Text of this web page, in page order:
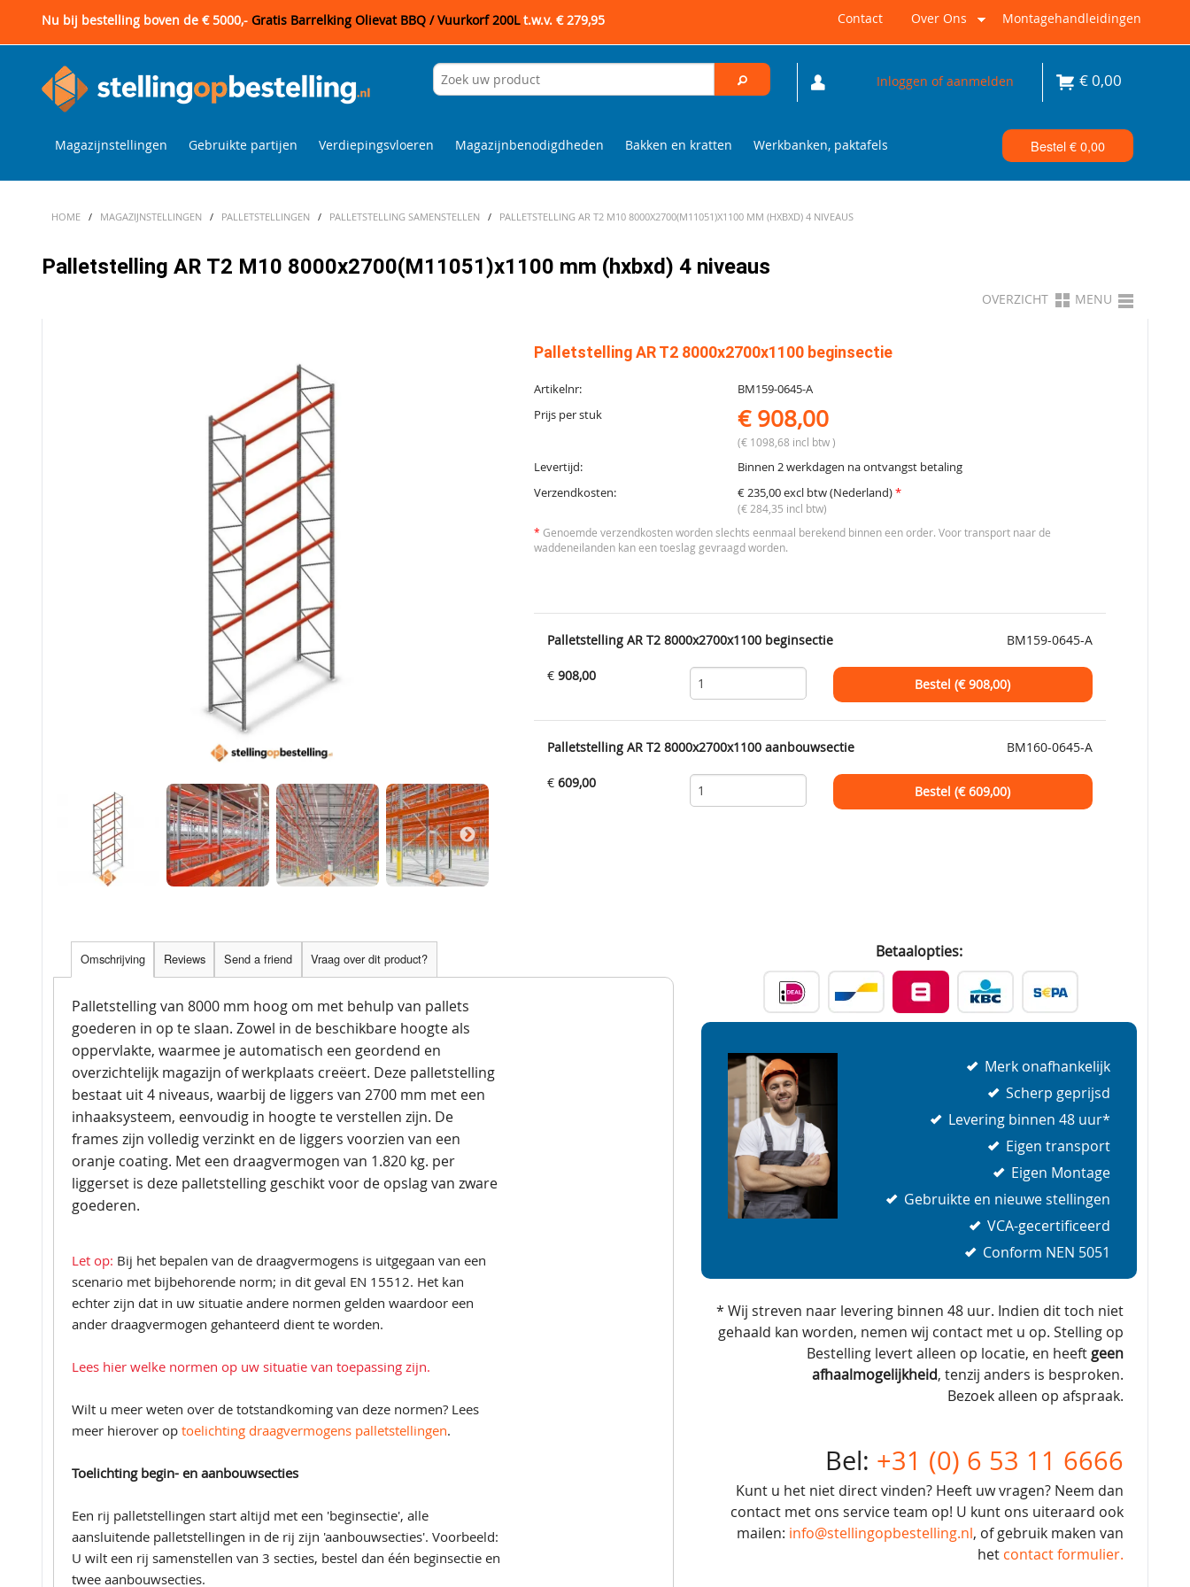
Nu bij bestelling boven de € 5000,- Gratis Barrelking Olievat BBQ / Vuurkorf 200Lt.w.v. € 279,95 Contact Over Ons Montagehandleidingen
Inloggen of aanmelden €0,00
Magazijnstellingen Gebruikte partijen Verdiepingsvloeren Magazijnbenodigdheden Bakken en kratten Werkbanken, paktafels Bestel €0,00
HOME / MAGAZIJNSTELLINGEN / PALLETSTELLINGEN / PALLETSTELLING SAMENSTELLEN / PALLETSTELLING AR T2 M10 8000X2700(M11051)X1100 MM (HXBXD) 4 NIVEAUS
Palletstelling AR T2 M10 8000x2700(M11051)x1100 mm (hxbxd) 4 niveaus
OVERZICHT MENU
Palletstelling AR T2 8000x2700x1100 beginsectie
Artikelnr:
BM159-0645-A
Prijs per stuk
€ 908,00
(€ 1098,68 incl btw )
Levertijd:
Binnen 2 werkdagen na ontvangst betaling
Verzendkosten:
€ 235,00 excl btw (Nederland)*
(€ 284,35 incl btw)
* Genoemde verzendkosten worden slechts eenmaal berekend binnen een order. Voor transport naar de
waddeneilanden kan een toeslag gevraagd worden.
Palletstelling AR T2 8000x2700x1100 beginsectie BM159-0645-A
€ 908,00
Bestel (€908,00)
Palletstelling AR T2 8000x2700x1100 aanbouwsectie BM160-0645-A
€ 609,00
Bestel (€609,00)
Betaalopties:
Merk onafhankelijk
Scherp geprijsd
Levering binnen 48 uur*
Eigen transport
Eigen Montage
Gebruikte en nieuwe stellingen
VCA-gecertificeerd
Conform NEN 5051
* Wij streven naar levering binnen 48 uur. Indien dit toch niet
gehaald kan worden, nemen wij contact met u op. Stelling op
Bestelling levert alleen op locatie, en heeft geen
afhaalmogelijkheid, tenzij anders is besproken.
Bezoek alleen op afspraak.
Bel: +31 (0) 6 53 11 6666
Kunt u het niet direct vinden? Heeft uw vragen? Neem dan
contact met ons service team op! U kunt ons uiteraard ook
mailen: info@stellingopbestelling.nl, of gebruik maken van
het contact formulier.
Omschrijving Reviews Send a friend Vraag over dit product?
Palletstelling van 8000 mm hoog om met behulp van pallets
goederen in op te slaan. Zowel in de beschikbare hoogte als
oppervlakte, waarmee je automatisch een geordend en
overzichtelijk magazijn of werkplaats creëert. Deze palletstelling
bestaat uit 4 niveaus, waarbij de liggers van 2700 mm met een
inhaaksysteem, eenvoudig in hoogte te verstellen zijn. De
frames zijn volledig verzinkt en de liggers voorzien van een
oranje coating. Met een draagvermogen van 1.820 kg. per
liggerset is deze palletstelling geschikt voor de opslag van zware
goederen.
Let op: Bij het bepalen van de draagvermogens is uitgegaan van een
scenario met bijbehorende norm; in dit geval EN 15512. Het kan
echter zijn dat in uw situatie andere normen gelden waardoor een
ander draagvermogen gehanteerd dient te worden.
Lees hier welke normen op uw situatie van toepassing zijn.
Wilt u meer weten over de totstandkoming van deze normen? Lees
meer hierover op toelichting draagvermogens palletstellingen.
Toelichting begin- en aanbouwsecties
Een rij palletstellingen start altijd met een 'beginsectie', alle
aansluitende palletstellingen in de rij zijn 'aanbouwsecties'. Voorbeeld:
U wilt een rij samenstellen van 3 secties, bestel dan één beginsectie en
twee aanbouwsecties.